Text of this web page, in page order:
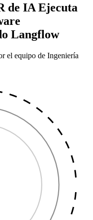
de IA Ejecuta
Langflow
el equipo de Ingeniería